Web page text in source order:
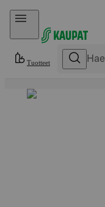
Hyppää sisältöön
Tuotteet